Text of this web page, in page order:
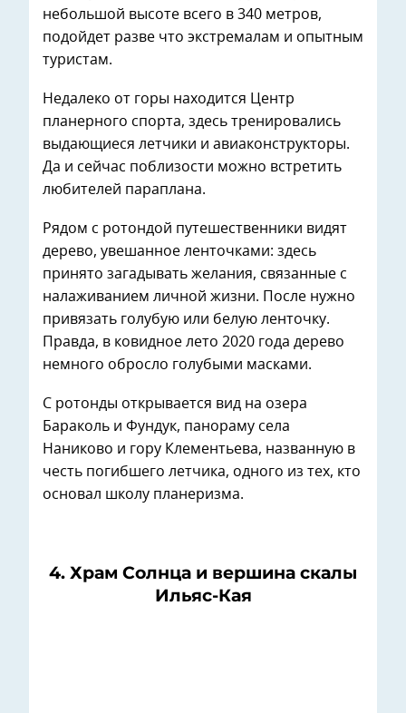
небольшой высоте всего в 340 метров,
подойдет разве что экстремалам и опытным
туристам.
Недалеко от горы находится Центр
планерного спорта, здесь тренировались
выдающиеся летчики и авиаконструкторы.
Да и сейчас поблизости можно встретить
любителей параплана.
Рядом с ротондой путешественники видят
дерево, увешанное ленточками: здесь
принято загадывать желания, связанные с
налаживанием личной жизни. После нужно
привязать голубую или белую ленточку.
Правда, в ковидное лето 2020 года дерево
немного обросло голубыми масками.
С ротонды открывается вид на озера
Бараколь и Фундук, панораму села
Наниково и гору Клементьева, названную в
честь погибшего летчика, одного из тех, кто
основал школу планеризма.
4. Храм Солнца и вершина скалы
Ильяс-Кая